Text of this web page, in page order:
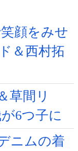
顔をみせ
＆西村拓
草間リ
6つ子に
ニムの着